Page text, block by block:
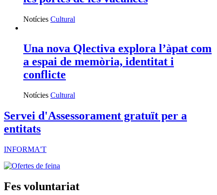
Notícies Cultural
Una nova Qlectiva explora l’àpat com
a espai de memòria, identitat i
conflicte
Notícies Cultural
Servei d'Assessorament gratuït per a
entitats
INFORMA'T
Fes voluntariat